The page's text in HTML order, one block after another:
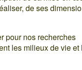
de ses
pour nos recherches
les milieux de vie et